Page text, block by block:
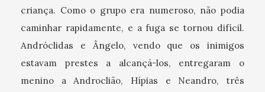
criança. Como o grupo era numeroso, não podia
caminhar rapidamente, e a fuga se tornou difícil.
Andróclidas e Ângelo, vendo que os inimigos
estavam prestes a alcançá-los, entregaram o
menino a Androclião, Hípias e Neandro, três